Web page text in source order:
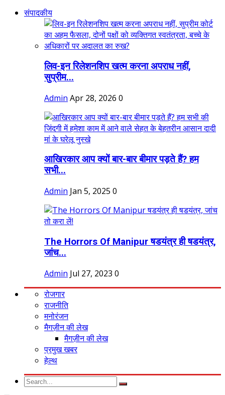
संपादकीय
लिव-इन रिलेशनशिप खत्म करना अपराध नहीं,
सुप्रीम...
Admin Apr 28, 2026 0
आखिरकार आप क्यों बार-बार बीमार पड़ते हैं? हम
सभी...
Admin Jan 5, 2025 0
The Horrors Of Manipur षडयंत्र ही षडयंत्र,
जांच...
Admin Jul 27, 2023 0
रोजगार
राजनीति
मनोरंजन
मैगज़ीन की लेख
मैगज़ीन की लेख
प्रमुख खबर
हेल्थ